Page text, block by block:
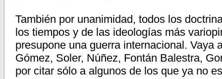
También por unanimidad, todos los
los tiempos y de las ideologías más
presupone una guerra internacional. Vaya
Gómez, Soler, Núñez, Fontán Balestra,
por citar sólo a algunos de los que ya no